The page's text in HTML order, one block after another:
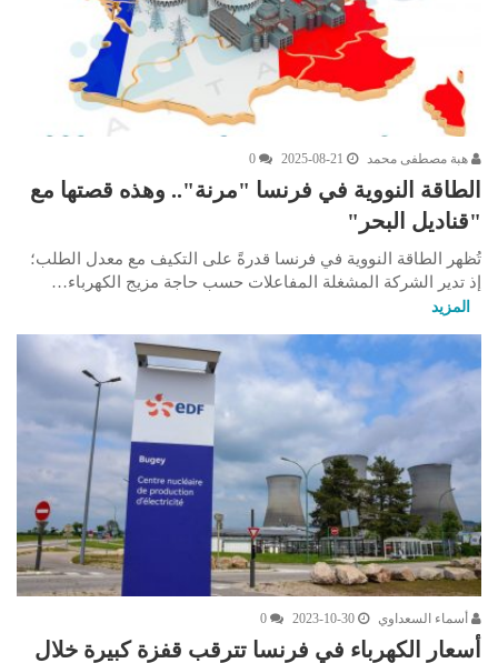
هبة مصطفى محمد 2025-08-21
0
الطاقة النووية في فرنسا "مرنة".. وهذه قصتها مع
"قناديل البحر"
تُظهر الطاقة النووية في فرنسا قدرةً على التكيف مع معدل الطلب؛
إذ تدير الشركة المشغلة المفاعلات حسب حاجة مزيج الكهرباء…
المزيد
أسماء السعداوي 2023-10-30
0
أسعار الكهرباء في فرنسا تترقب قفزة كبيرة خلال